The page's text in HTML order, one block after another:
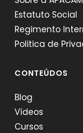
Estatuto Social
Regimento
Politica de
CONTEÚDOS
Blog
Vídeos
Cursos